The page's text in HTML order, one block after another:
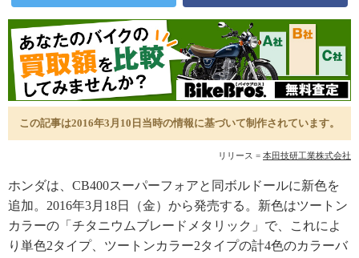
この記事は2016年3月10日当時の情報に基づいて制作されています。
リリース = 本田技研工業株式会社
ホンダは、CB400スーパーフォアと同ボルドールに新色を
追加。2016年3月18日（金）から発売する。新色はツートン
カラーの「チタニウムブレードメタリック」で、これによ
り単色2タイプ、ツートンカラー2タイプの計4色のカラーバ